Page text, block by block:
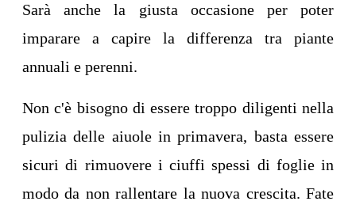
Sarà anche la giusta occasione per poter
imparare a capire la differenza tra piante
annuali e perenni.
Non c'è bisogno di essere troppo diligenti nella
pulizia delle aiuole in primavera, basta essere
sicuri di rimuovere i ciuffi spessi di foglie in
modo da non rallentare la nuova crescita. Fate